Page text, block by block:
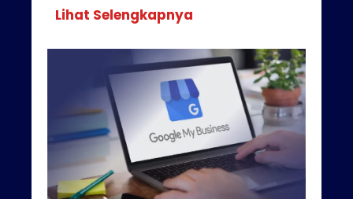
Lihat Selengkapnya